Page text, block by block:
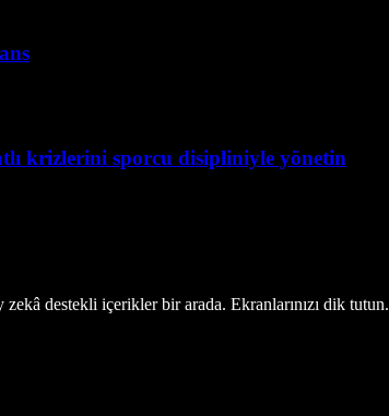
krizlerini sporcu disipliniyle yönetin
destekli içerikler bir arada. Ekranlarınızı dik tutun.